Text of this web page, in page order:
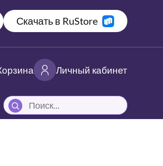
Скачать в RuStore
Личный кабинет